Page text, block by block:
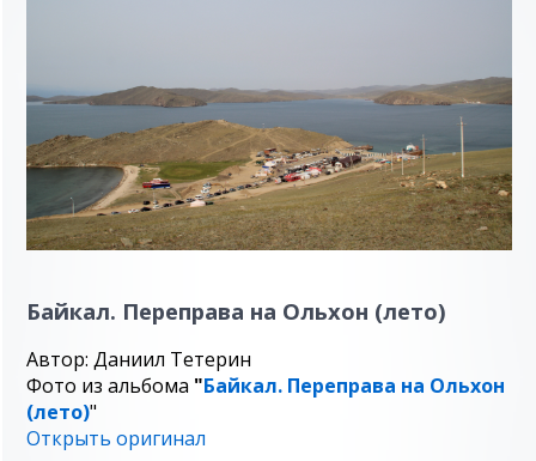
Байкал. Переправа на Ольхон (лето)
Автор: Даниил Тетерин
Фото из альбома "Байкал. Переправа на Ольхон
(лето)"
Открыть оригинал